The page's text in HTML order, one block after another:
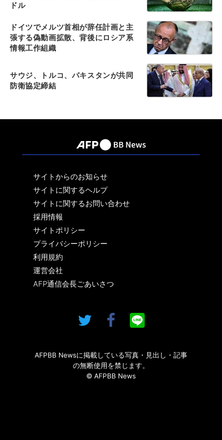
ドル
ドイツでメルツ首相が辞任計画と主
張する偽動画拡散、背後にロシア系
情報工作組織
サウジ、トルコ、パキスタンが共同
防衛協定締結
サイトからのお知らせ
サイトに関するヘルプ
サイトに関するお問い合わせ
採用情報
サイトポリシー
プライバシーポリシー
利用規約
運営会社
AFP通信会長ごあいさつ
AFPBB Newsに掲載している写真・見出し・記事
の無断使用を禁じます。
© AFPBB News